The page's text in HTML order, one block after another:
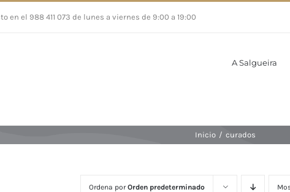
en el 988 411 073 de lunes a viernes de 9:00 a 19:00
A Salgueira
Inicio / curados
Ordena porOrden predeterminado